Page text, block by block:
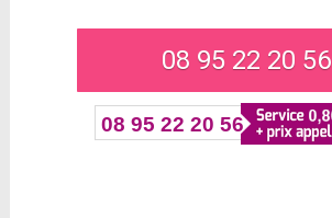
08 95 22 20 56
08 95 22 20 56